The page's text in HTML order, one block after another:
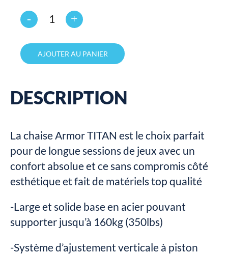
Quantité
AJOUTER AU PANIER
DESCRIPTION
La chaise Armor TITAN est le choix parfait
pour de longue sessions de jeux avec un
confort absolue et ce sans compromis côté
esthétique et fait de matériels top qualité
-Large et solide base en acier pouvant
supporter jusqu’à 160kg (350lbs)
-Système d’ajustement verticale à piston